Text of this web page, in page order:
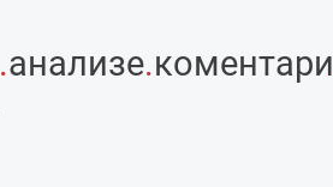
.анализе.коментари